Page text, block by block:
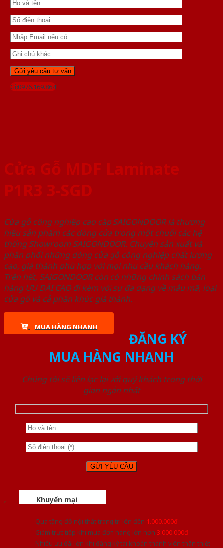
Gọi 0976.169.864
Cửa Gỗ MDF Laminate
P1R3 3-SGD
Cửa gỗ công nghiệp cao cấp SAIGONDOOR là thương
hiệu sản phẩm các dòng cửa trong một chuỗi các hệ
thống Showroom SAIGONDOOR. Chuyên sản xuất và
phân phối những dòng cửa gỗ công nghiệp chất lượng
cao, giá thành phù hợp với mọi nhu cầu khách hàng.
Trên hết, SAIGONDOOR còn có những chính sách bán
hàng ƯU ĐÃI CAO đi kèm với sự đa dạng về mẫu mã, loại
cửa gỗ và cả phân khúc giá thành.
MUA HÀNG NHANH
ĐĂNG KÝ
MUA HÀNG NHANH
Chúng tôi sẽ liên lạc lại với quý khách trong thời
gian ngắn nhất
Khuyến mại
Quà tặng đồ nội thất trang trí lên đến 1.000.000đ
Giảm trực tiếp khi mua đơn hàng lớn hơn 3.000.000đ
Nhiều ưu đãi lớn khi đăng ký tài khoản thành viên thân thiết